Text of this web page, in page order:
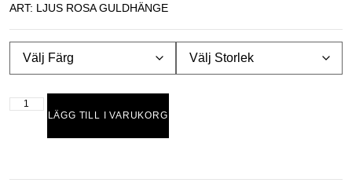
ART: LJUS ROSA GULDHÄNGE
LÄGG TILL I VARUKORG